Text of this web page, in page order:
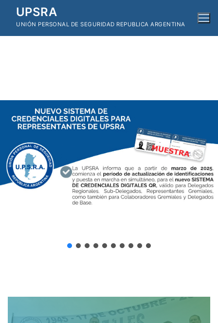
UPSRA
UNIÓN PERSONAL DE SEGURIDAD REPUBLICA ARGENTINA